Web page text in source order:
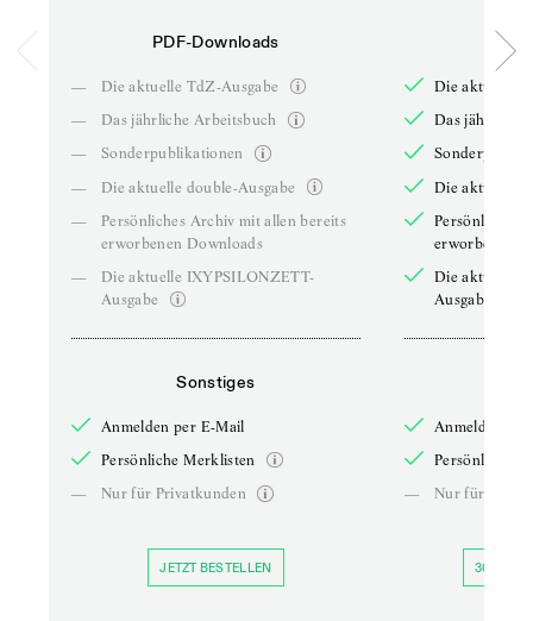
PDF-Downloads
—
Die aktuelle TdZ-Ausgabe
—
Das jährliche Arbeitsbuch
—
Sonderpublikationen
—
Die aktuelle double-Ausgabe
—
Persönliches Archiv mit allen bereits
erworbenen Downloads
—
Die aktuelle IXYPSILONZETT-
Ausgabe
Sonstiges
Anmelden per E-Mail
Persönliche Merklisten
—
Nur für Privatkunden
JETZT BESTELLEN
Die aktuelle
Das jährliche
Die aktuelle
Persönliches
erworbenen
Die aktuelle
Ausgabe
Anmelden
Persönliche
—
Nur für
30 TAGE